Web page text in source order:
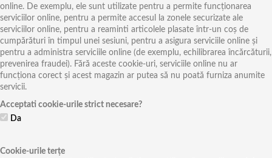
online. De exemplu, ele sunt utilizate pentru a permite funcționarea
serviciilor online, pentru a permite accesul la zonele securizate ale
serviciilor online, pentru a reaminti articolele plasate într-un coș de
cumpărături în timpul unei sesiuni, pentru a asigura serviciile online și
pentru a administra serviciile online (de exemplu, echilibrarea încărcăturii,
prevenirea fraudei). Fără aceste cookie-uri, serviciile online nu ar
funcționa corect și acest magazin ar putea să nu poată furniza anumite
servicii.
Acceptati cookie-urile strict necesare?
Da
Cookie-urile terțe